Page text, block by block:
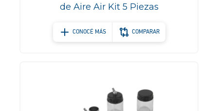
de Aire Air Kit 5 Piezas
CONOCÉ MÁS COMPARAR